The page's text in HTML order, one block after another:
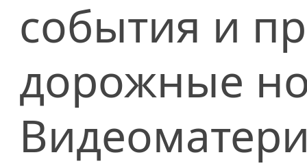
события и
дорожные